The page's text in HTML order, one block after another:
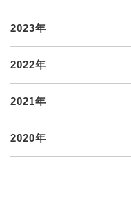
2023年
2022年
2021年
2020年